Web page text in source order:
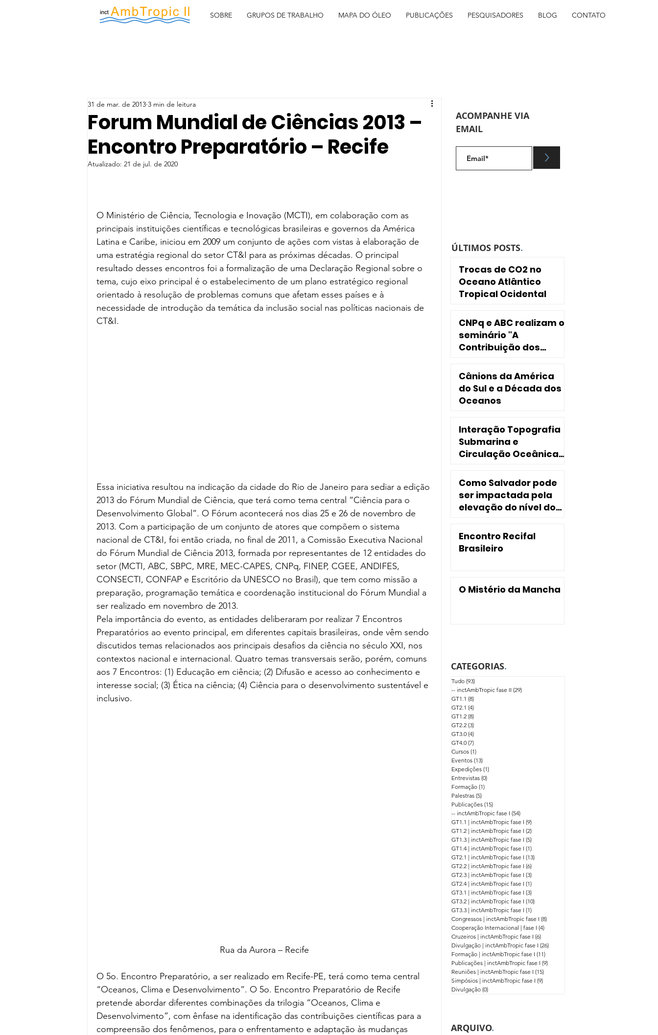
SOBRE GRUPOS DE TRABALHO MAPA DO ÓLEO PUBLICAÇÕES PESQUISADORES BLOG CONTATO
Forum Mundial de Ciências 2013 –
Encontro Preparatório – Recife
31 de mar. de 2013 3 min de leitura
Atualizado: 21 de jul. de 2020
O Ministério de Ciência, Tecnologia e Inovação (MCTI), em colaboração com as
principais instituições científicas e tecnológicas brasileiras e governos da América
Latina e Caribe, iniciou em 2009 um conjunto de ações com vistas à elaboração de
uma estratégia regional do setor CT&I para as próximas décadas. O principal
resultado desses encontros foi a formalização de uma Declaração Regional sobre o
tema, cujo eixo principal é o estabelecimento de um plano estratégico regional
orientado à resolução de problemas comuns que afetam esses países e à
necessidade de introdução da temática da inclusão social nas políticas nacionais de
CT&I.
Essa iniciativa resultou na indicação da cidade do Rio de Janeiro para sediar a edição
2013 do Fórum Mundial de Ciência, que terá como tema central “Ciência para o
Desenvolvimento Global”. O Fórum acontecerá nos dias 25 e 26 de novembro de
2013. Com a participação de um conjunto de atores que compõem o sistema
nacional de CT&I, foi então criada, no final de 2011, a Comissão Executiva Nacional
do Fórum Mundial de Ciência 2013, formada por representantes de 12 entidades do
setor (MCTI, ABC, SBPC, MRE, MEC-CAPES, CNPq, FINEP, CGEE, ANDIFES,
CONSECTI, CONFAP e Escritório da UNESCO no Brasil), que tem como missão a
preparação, programação temática e coordenação institucional do Fórum Mundial a
ser realizado em novembro de 2013.
Pela importância do evento, as entidades deliberaram por realizar 7 Encontros
Preparatórios ao evento principal, em diferentes capitais brasileiras, onde vêm sendo
discutidos temas relacionados aos principais desafios da ciência no século XXI, nos
contextos nacional e internacional. Quatro temas transversais serão, porém, comuns
aos 7 Encontros: (1) Educação em ciência; (2) Difusão e acesso ao conhecimento e
interesse social; (3) Ética na ciência; (4) Ciência para o desenvolvimento sustentável e
inclusivo.
Rua da Aurora – Recife
O 5o. Encontro Preparatório, a ser realizado em Recife-PE, terá como tema central
“Oceanos, Clima e Desenvolvimento”. O 5o. Encontro Preparatório de Recife
pretende abordar diferentes combinações da trilogia “Oceanos, Clima e
Desenvolvimento”, com ênfase na identificação das contribuições científicas para a
compreensão dos fenômenos, para o enfrentamento e adaptação às mudanças
ACOMPANHE VIA
EMAIL
>
ÚLTIMOS POSTS.
Trocas de CO2 no
Oceano Atlântico
Tropical Ocidental
CNPq e ABC realizam o
seminário "A
Contribuição dos
Sociedade"
Cânions da América
do Sul e a Década dos
Oceanos
Interação Topografia
Submarina e
Circulação Oceânica
Como Salvador pode
ser impactada pela
elevação do nível do
Encontro Recifal
Brasileiro
O Mistério da Mancha
CATEGORIAS.
Tudo (93)
-- inctAmbTropic fase II (29)
GT1.1 (8)
GT2.1 (4)
GT1.2 (8)
GT2.2 (3)
GT3.0 (4)
GT4.0 (7)
Cursos (1)
Eventos (13)
Expedições (1)
Entrevistas (0)
Formação (1)
Palestras (5)
Publicações (15)
-- inctAmbTropic fase I (54)
GT1.1 | inctAmbTropic fase I (9)
GT1.2 | inctAmbTropic fase I (2)
GT1.3 | inctAmbTropic fase I (5)
GT1.4 | inctAmbTropic fase I (1)
GT2.1 | inctAmbTropic fase I (13)
GT2.2 | inctAmbTropic fase I (6)
GT2.3 | inctAmbTropic fase I (3)
GT2.4 | inctAmbTropic fase I (1)
GT3.1 | inctAmbTropic fase I (3)
GT3.2 | inctAmbTropic fase I (10)
GT3.3 | inctAmbTropic fase I (1)
Congressos | inctAmbTropic fase I (8)
Cooperação Internacional | fase I (4)
Cruzeiros | inctAmbTropic fase I (6)
Divulgação | inctAmbTropic fase I (26)
Formação | inctAmbTropic fase I (11)
Publicações | inctAmbTropic fase I (9)
Reuniões | inctAmbTropic fase I (15)
Simpósios | inctAmbTropic fase I (9)
Divulgação (0)
ARQUIVO.